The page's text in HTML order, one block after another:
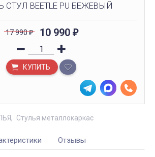
СТУЛ BEETLE PU БЕЖЕВЫЙ
17 990₽ 10 990 ₽
КУПИТЬ
Стулья металлокаркас
Отзывы